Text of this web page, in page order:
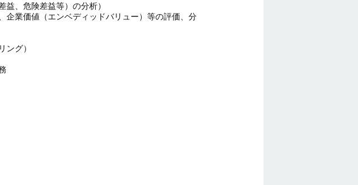
、危険差益等）の分析）
企業価値（エンベディッドバリュー）等の評価、分
ング）